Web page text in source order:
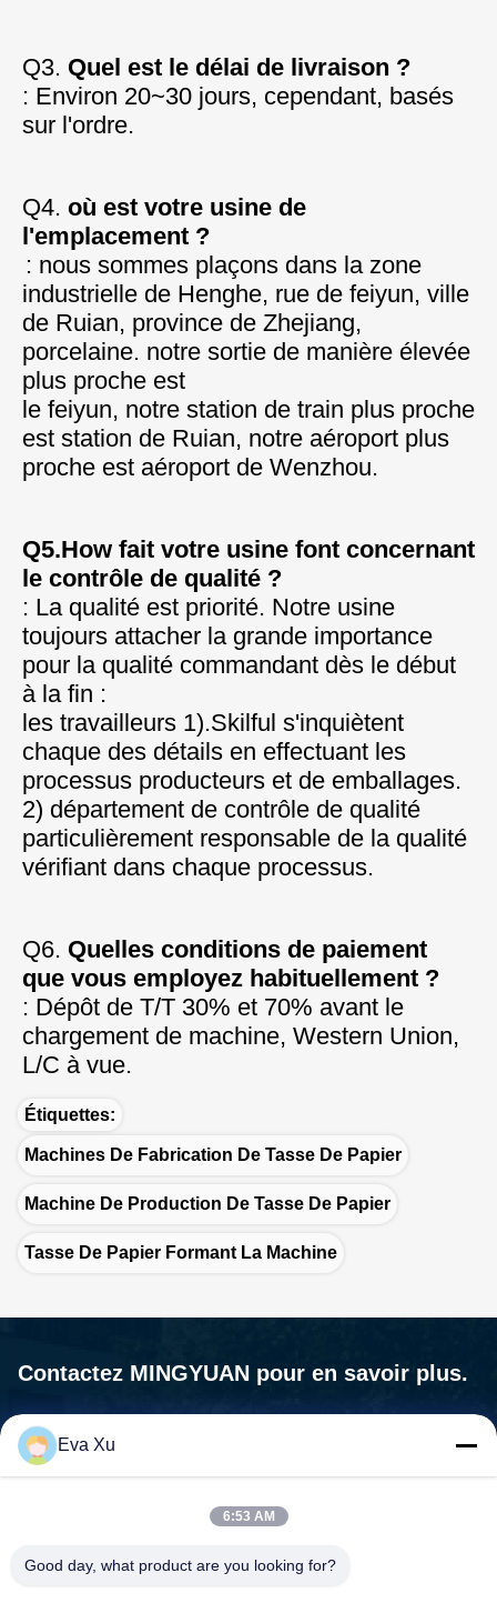
Q3. Quel est le délai de livraison ?
: Environ 20~30 jours, cependant, basés
sur l'ordre.
Q4. où est votre usine de
l'emplacement ?
: nous sommes plaçons dans la zone
industrielle de Henghe, rue de feiyun, ville
de Ruian, province de Zhejiang,
porcelaine. notre sortie de manière élevée
plus proche est
le feiyun, notre station de train plus proche
est station de Ruian, notre aéroport plus
proche est aéroport de Wenzhou.
Q5.How fait votre usine font concernant
le contrôle de qualité ?
: La qualité est priorité. Notre usine
toujours attacher la grande importance
pour la qualité commandant dès le début
à la fin :
les travailleurs 1).Skilful s'inquiètent
chaque des détails en effectuant les
processus producteurs et de emballages.
2) département de contrôle de qualité
particulièrement responsable de la qualité
vérifiant dans chaque processus.
Q6. Quelles conditions de paiement
que vous employez habituellement ?
: Dépôt de T/T 30% et 70% avant le
chargement de machine, Western Union,
L/C à vue.
Étiquettes:
Machines De Fabrication De Tasse De Papier
Machine De Production De Tasse De Papier
Tasse De Papier Formant La Machine
Contactez MINGYUAN pour en savoir plus.
Nous ne sommes pas seulement un fournisseur de machines,
nous sommes votre partenaire, votre Les besoins sont notre
mission.
Adresse:N° 1588, rue Huaming, rue Feiyun, ville de Ruian,
Eva Xu
6:53 AM
Good day, what product are you looking for?